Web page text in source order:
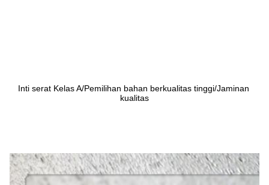
Inti serat Kelas A/Pemilihan bahan berkualitas tinggi/Jaminan
kualitas